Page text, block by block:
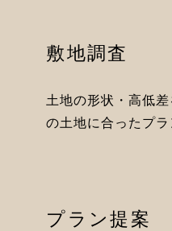
敷地調査
土地の形状・高低
の土地に合ったプ
プラン提案